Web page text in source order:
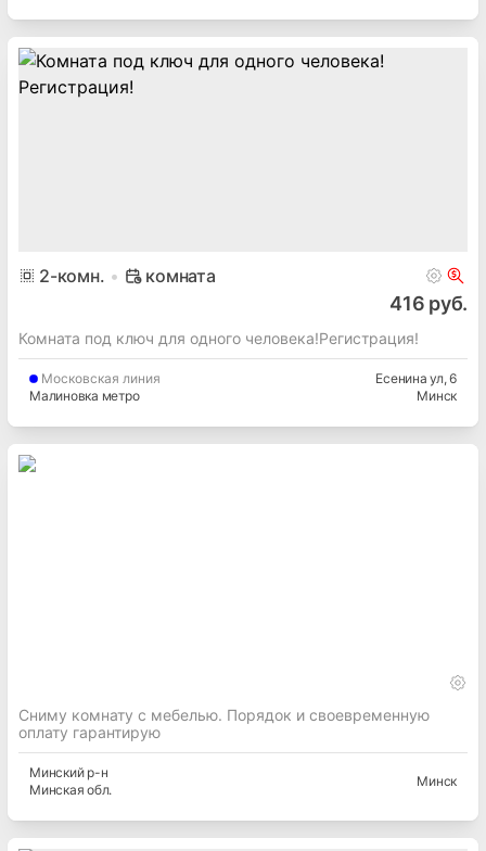
2-комн. комната
416 руб.
Комната под ключ для одного человека!Регистрация!
Московская линия
Малиновка метро
Есенина ул, 6
Минск
Сниму комнату с мебелью. Порядок и своевременную
оплату гарантирую
Минскийр-н
Минская обл.
Минск